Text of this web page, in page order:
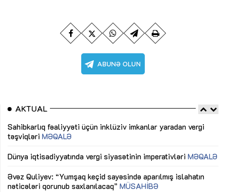
AKTUAL
Sahibkarlıq fəaliyyəti üçün inklüziv imkanlar yaradan vergi
təşviqləri MƏQALƏ
Dünya iqtisadiyyatında vergi siyasətinin imperativləri MƏQALƏ
Əvəz Quliyev: “Yumşaq keçid sayəsində aparılmış islahatın
nəticələri qorunub saxlanılacaq” MÜSAHİBƏ